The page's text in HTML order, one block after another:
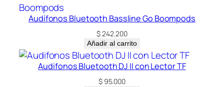
Audífonos Bluetooth Bassline Go Boompods
$242.200
Añadir al carrito
Audifonos Bluetooth DJ II con Lector TF
$95.000